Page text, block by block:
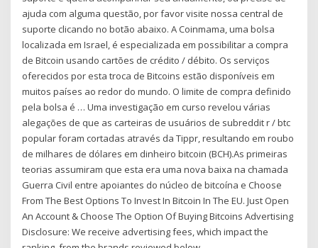
ajuda com alguma questão, por favor visite nossa central de
suporte clicando no botão abaixo. A Coinmama, uma bolsa
localizada em Israel, é especializada em possibilitar a compra
de Bitcoin usando cartões de crédito / débito. Os serviços
oferecidos por esta troca de Bitcoins estão disponíveis em
muitos países ao redor do mundo. O limite de compra definido
pela bolsa é … Uma investigação em curso revelou várias
alegações de que as carteiras de usuários de subreddit r / btc
popular foram cortadas através da Tippr, resultando em roubo
de milhares de dólares em dinheiro bitcoin (BCH).As primeiras
teorias assumiram que esta era uma nova baixa na chamada
Guerra Civil entre apoiantes do núcleo de bitcoína e Choose
From The Best Options To Invest In Bitcoin In The EU. Just Open
An Account & Choose The Option Of Buying Bitcoins Advertising
Disclosure: We receive advertising fees, which impact the